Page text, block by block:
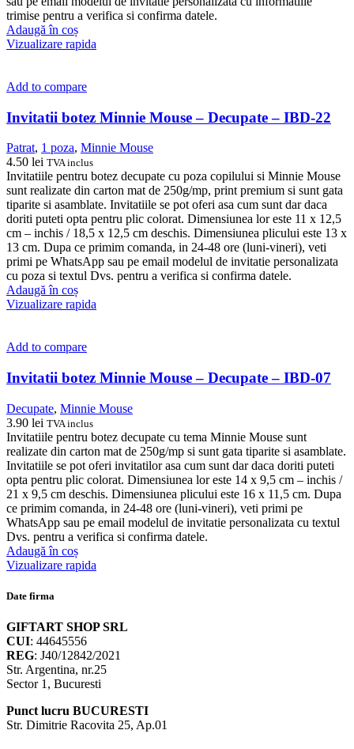
trimise pentru a verifica si confirma datele.
Adaugă în coș
Vizualizare rapida
Add to compare
Invitatii botez Minnie Mouse – Decupate – IBD-22
Patrat, 1 poza, Minnie Mouse
4.50 lei TVA inclus
Invitatiile pentru botez decupate cu poza copilului si Minnie Mouse
sunt realizate din carton mat de 250g/mp, print premium si sunt gata
tiparite si asamblate. Invitatiile se pot oferi asa cum sunt dar daca
doriti puteti opta pentru plic colorat. Dimensiunea lor este 11 x 12,5
cm – inchis / 18,5 x 12,5 cm deschis. Dimensiunea plicului este 13 x
13 cm. Dupa ce primim comanda, in 24-48 ore (luni-vineri), veti
primi pe WhatsApp sau pe email modelul de invitatie personalizata
cu poza si textul Dvs. pentru a verifica si confirma datele.
Adaugă în coș
Vizualizare rapida
Add to compare
Invitatii botez Minnie Mouse – Decupate – IBD-07
Decupate, Minnie Mouse
3.90 lei TVA inclus
Invitatiile pentru botez decupate cu tema Minnie Mouse sunt
realizate din carton mat de 250g/mp si sunt gata tiparite si asamblate.
Invitatiile se pot oferi invitatilor asa cum sunt dar daca doriti puteti
opta pentru plic colorat. Dimensiunea lor este 14 x 9,5 cm – inchis /
21 x 9,5 cm deschis. Dimensiunea plicului este 16 x 11,5 cm. Dupa
ce primim comanda, in 24-48 ore (luni-vineri), veti primi pe
WhatsApp sau pe email modelul de invitatie personalizata cu textul
Dvs. pentru a verifica si confirma datele.
Adaugă în coș
Vizualizare rapida
Date firma
GIFTART SHOP SRL
CUI: 44645556
REG: J40/12842/2021
Str. Argentina, nr.25
Sector 1, Bucuresti
Punct lucru BUCURESTI
Str. Dimitrie Racovita 25, Ap.01